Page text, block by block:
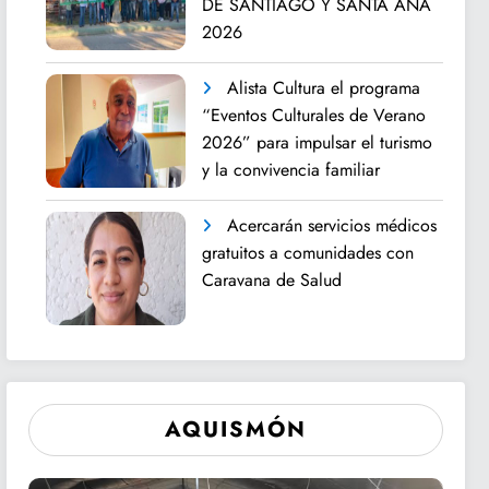
2026
Alista Cultura el programa
“Eventos Culturales de Verano
2026” para impulsar el turismo
y la convivencia familiar
Acercarán servicios médicos
gratuitos a comunidades con
Caravana de Salud
AQUISMÓN